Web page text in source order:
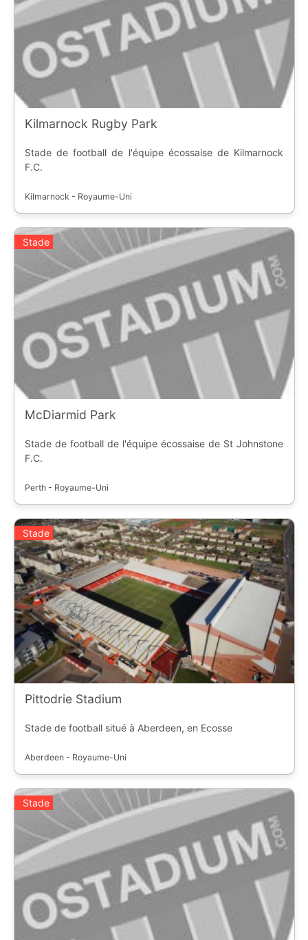
Kilmarnock Rugby Park
Stade de football de l'équipe écossaise de Kilmarnock
F.C.
Kilmarnock - Royaume-Uni
Stade
McDiarmid Park
Stade de football de l'équipe écossaise de St Johnstone
F.C.
Perth - Royaume-Uni
Stade
Pittodrie Stadium
Stade de football situé à Aberdeen, en Ecosse
Aberdeen - Royaume-Uni
Stade